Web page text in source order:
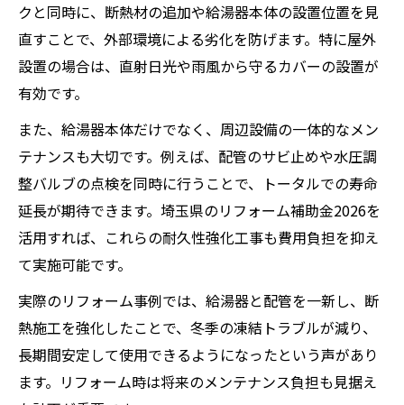
クと同時に、断熱材の追加や給湯器本体の設置位置を見
直すことで、外部環境による劣化を防げます。特に屋外
設置の場合は、直射日光や雨風から守るカバーの設置が
有効です。
また、給湯器本体だけでなく、周辺設備の一体的なメン
テナンスも大切です。例えば、配管のサビ止めや水圧調
整バルブの点検を同時に行うことで、トータルでの寿命
延長が期待できます。埼玉県のリフォーム補助金2026を
活用すれば、これらの耐久性強化工事も費用負担を抑え
て実施可能です。
実際のリフォーム事例では、給湯器と配管を一新し、断
熱施工を強化したことで、冬季の凍結トラブルが減り、
長期間安定して使用できるようになったという声があり
ます。リフォーム時は将来のメンテナンス負担も見据え